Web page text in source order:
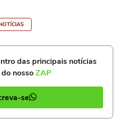
das principais notícias
nossoZAP
se